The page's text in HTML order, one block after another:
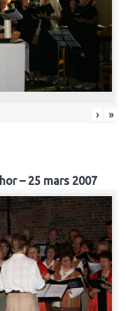
› »
– 25 mars 2007